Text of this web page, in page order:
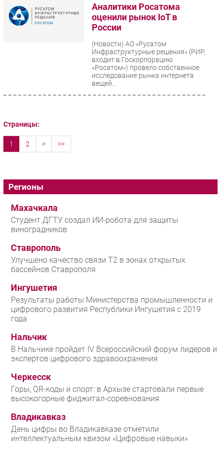
Аналитики Росатома
оценили рынок IoT в
России
(Новости) АО «Русатом
Инфраструктурные решения» (РИР,
входит в Госкорпорацию
«Росатом») провело собственное
исследование рынка интернета
вещей...
Страницы:
1 2 > >>
Регионы
Махачкала
Студент ДГТУ создал ИИ-робота для защиты
виноградников
Ставрополь
Улучшено качество связи T2 в зонах открытых
бассейнов Ставрополя
Ингушетия
Результаты работы Министерства промышленности и
цифрового развития Республики Ингушетия с 2019
года
Нальчик
В Нальчике пройдет IV Всероссийский форум лидеров и
экспертов цифрового здравоохранения
Черкесск
Горы, QR-коды и спорт: в Архызе стартовали первые
высокогорные фиджитал-соревнования
Владикавказ
День цифры во Владикавказе отметили
интеллектуальным квизом «Цифровые навыки»